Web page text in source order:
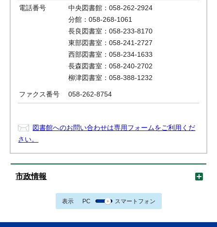
電話番号
中央図書館：058-262-2924
分館：058-268-1061
長良図書室：058-233-8170
東部図書室：058-241-2727
西部図書室：058-234-1633
長森図書室：058-240-2702
柳津図書室：058-388-1232
ファクス番号 058-262-8754
図書館へのお問い合わせは専用フォームをご利用くだ
さい。
市政情報
表示 PC スマートフォン